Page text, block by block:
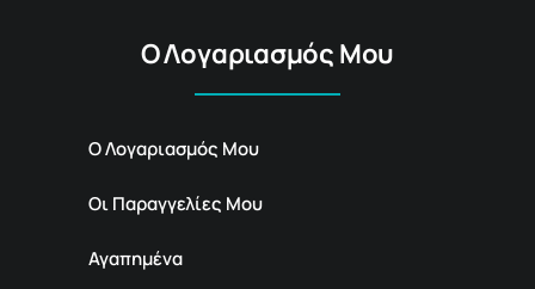
Ο Λογαριασμός Μου
Ο Λογαριασμός Μου
Οι Παραγγελίες Μου
Αγαπημένα